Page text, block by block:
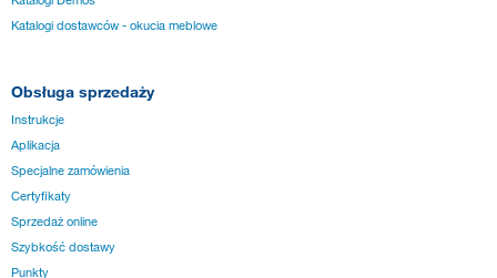
Katalogi dostawców - okucia meblowe
Obsługa sprzedaży
Instrukcje
Aplikacja
Specjalne zamówienia
Certyfikaty
Sprzedaż online
Szybkość dostawy
Punkty